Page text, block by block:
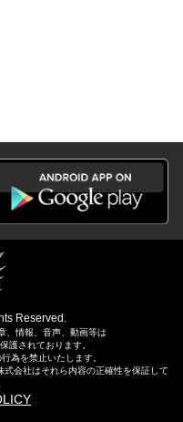
Reserved.
、情報、音声、動画等は
護されております。
為を禁止いたします。
会社はそれら内容の正確性を保証して